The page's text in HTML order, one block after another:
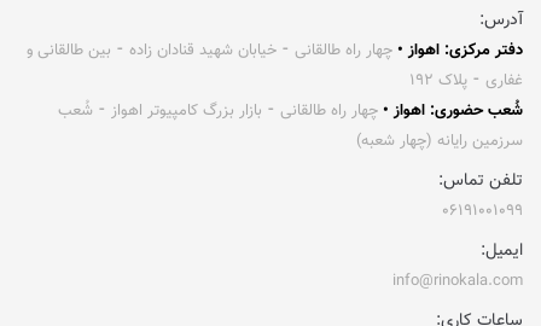
آدرس:
دفتر مرکزی: اهواز • چهار راه طالقانی ⁃ خیابان شهید قنادان زاده ⁃ بین طالقانی و
غفاری ⁃ پلاک ۱۹۲
شُعب حضوری: اهواز • چهار راه طالقانی ⁃ بازار بزرگ کامپیوتر اهواز ⁃ شُعب
سرزمین رایانه (چهار شعبه)
تلفن تماس:
۰۶۱۹۱۰۰۱۰۹۹
ایمیل:
info@rinokala.com